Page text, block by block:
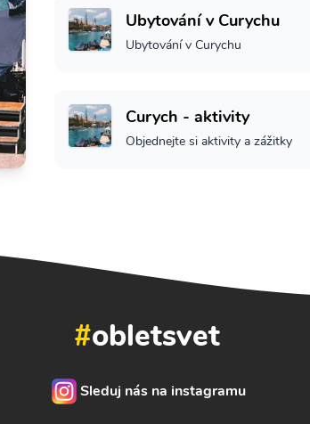
Ubytování v Curychu
Ubytování v Curychu
Curych - aktivity
Objednejte si aktivity a zážitky
#obletsvet
Sleduj nás na instagramu